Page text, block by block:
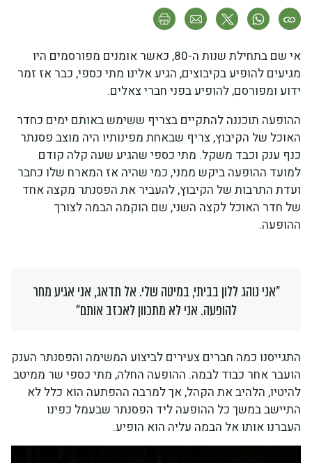
אי שם בתחילת שנות ה-80, כאשר אומנים מפורסמים היו
מגיעים להופיע בקיבוצים, הגיע אלינו מתי כספי, כבר אז זמר
ידוע ומפורסם, להופיע בפני חברי צאלים.
ההופעה תוכננה להתקיים בצריף ששימש באותם ימים כחדר
האוכל של הקיבוץ, צריף שבאחת מפינותיו היה מוצב פסנתר
כנף ענק וכבד משקל. מתי כספי שהגיע שעה קלה קודם
למועד ההופעה ביקש ממני, כמי שהיה אז המארח שלו כחבר
ועדת התרבות של הקיבוץ, להעביר את הפסנתר מקצה אחד
של חדר האוכל לקצה השני, שם הוקמה הבמה לצורך
ההופעה.
"אני נוהג ללון בביתי, במיטה שלי. אל תדאג, אני אגיע מחר
להופעה. אני לא מתכוון לאכזב אותם"
התגייסנו כמה חברים צעירים לביצוע המשימה והפסנתר הענק
הועבר אחר כבוד לבמה. ההופעה החלה, מתי כספי שר ממיטב
להיטיו, הלהיב את הקהל, אך למרבה ההפתעה הוא כלל לא
התיישב במשך כל ההופעה ליד הפסנתר שבעמל כפינו
העברנו אותו אל הבמה עליה הוא הופיע.